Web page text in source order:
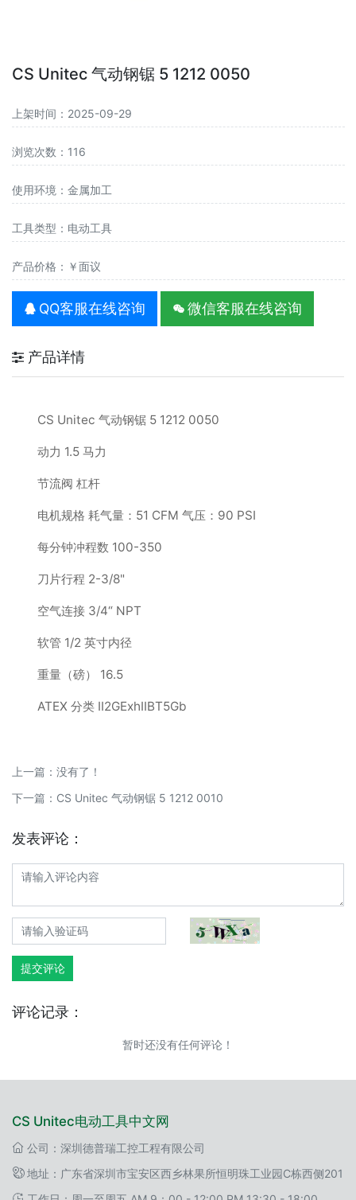
CS Unitec 气动钢锯 5 1212 0050
上架时间：2025-09-29
浏览次数：116
使用环境：金属加工
工具类型：电动工具
产品价格：￥面议
QQ客服在线咨询 微信客服在线咨询
产品详情
CS Unitec 气动钢锯 5 1212 0050
动力 1.5 马力
节流阀 杠杆
电机规格 耗气量：51 CFM 气压：90 PSI
每分钟冲程数 100-350
刀片行程 2-3/8"
空气连接 3/4“ NPT
软管 1/2 英寸内径
重量（磅） 16.5
ATEX 分类 II2GExhIIBT5Gb
上一篇：没有了！
下一篇： CS Unitec 气动钢锯 5 1212 0010
发表评论：
提交评论
评论记录：
暂时还没有任何评论！
CS Unitec电动工具中文网
公司：深圳德普瑞工控工程有限公司
地址：广东省深圳市宝安区西乡林果所恒明珠工业园C栋西侧201